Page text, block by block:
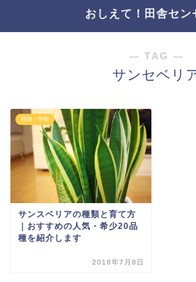
おしえて！田舎セン
― TAG ―
サンセベリ
植物｜作物
サンスベリアの種類と育て方
｜おすすめの人気・希少20品
種を紹介します
2018年7月8日